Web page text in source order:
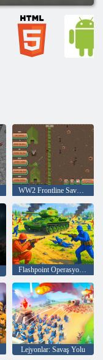
WW2 Frontline Savunma
Flashpoint Operasyonu: Kırmızı - Mavi Savaş
Lejyonlar: Savaş Yolu